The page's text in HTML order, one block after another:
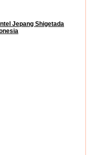
Jepang Shigetada